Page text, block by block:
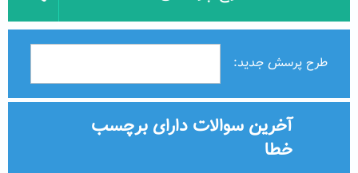
طرح پرسش جدید:
آخرین سوالات دارای برچسب
خطا